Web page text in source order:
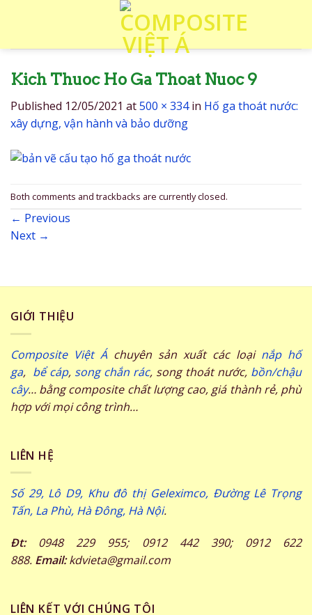
Kich Thuoc Ho Ga Thoat Nuoc 9
Published 12/05/2021 at500 × 334in Hố ga thoát nước:
xây dựng, vận hành và bảo dưỡng
Both comments and trackbacks are currently closed.
← Previous
Next →
GIỚI THIỆU
Composite Việt Á chuyên sản xuất các loại nắp hố
ga, bể cáp, song chắn rác, song thoát nước, bồn/chậu
cây… bằng composite chất lượng cao, giá thành rẻ, phù
hợp với mọi công trình…
LIÊN HỆ
Số 29, Lô D9, Khu đô thị Geleximco, Đường Lê Trọng
Tấn, La Phù, Hà Đông, Hà Nội.
Đt:0948 229 955; 0912 442 390; 0912 622
888. Email:kdvieta@gmail.com
LIÊN KẾT VỚI CHÚNG TÔI